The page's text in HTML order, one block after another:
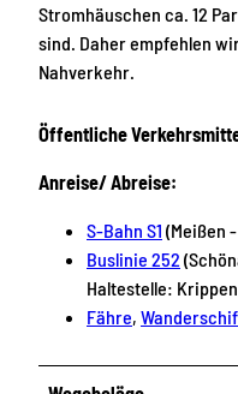
Stromhäuschen ca. 12
sind. Daher empfehlen
Nahverkehr.
Öffentliche
Anreise/ Abreise:
S-Bahn S1 (Meißen
Buslinie 252
Haltestelle:
Fähre,